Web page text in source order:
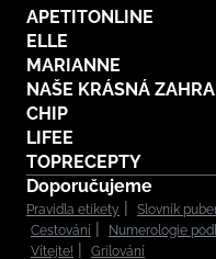
APETITONLINE
ELLE
MARIANNE
NAŠE KRÁSNÁ
CHIP
LIFEE
TOPRECEPTY
Doporučujeme
Pravidla etikety Slovník
Cestování
Numerologie
Vítejte!
Grilování